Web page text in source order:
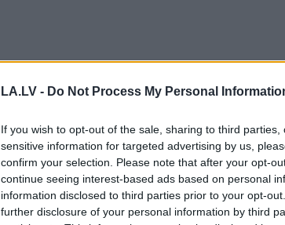
LA.LV - Do Not Process My Personal
If you wish to opt-out of the sale, sharing to third
sensitive information for targeted advertising by us,
confirm your selection. Please note that after your opt-
continue seeing interest-based ads based on personal
information disclosed to third parties prior to your opt-
further disclosure of your personal information by third